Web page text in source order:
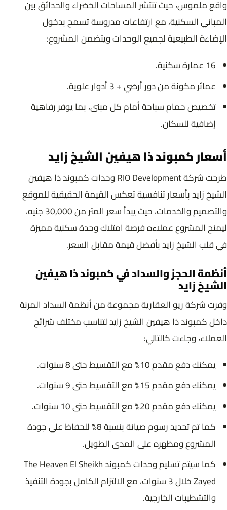
واقع ملموس، حيث تنتشر المساحات الخضراء والحدائق بين
المباني السكنية، مع ارتفاعات مدروسة تسمح بدخول
الإضاءة الطبيعية لجميع الوحدات ويتضمن المشروع:
16 عمارة سكنية.
عمائر مكونة من دور أرضي + 3 أدوار علوية.
تخصيص حمام سباحة أمام كل مبنى، بما يوفر رفاهية
إضافية للسكان.
أسعار كمبوند ذا هيفين الشيخ زايد
طرحت شركة RIO Development وحدات كمبوند ذا هيفين
الشيخ زايد بأسعار تنافسية تعكس القيمة الحقيقية للموقع
والتصميم والخدمات، حيث يبدأ سعر المتر من 30,000 جنيه،
ليمنح المشروع عملاءه فرصة امتلاك وحدة سكنية مميزة
في قلب الشيخ زايد بأفضل قيمة مقابل السعر.
أنظمة الحجز والسداد في كمبوند ذا هيفين
الشيخ زايد
وفرت شركة ريو العقارية مجموعة من أنظمة السداد المرنة
داخل كمبوند ذا هيفين الشيخ زايد لتناسب مختلف شرائح
العملاء، وجاءت كالتالي:
يمكنك دفع مقدم 10% مع التقسيط حتى 8 سنوات.
يمكنك دفع مقدم 15% مع التقسيط حتى 9 سنوات.
يمكنك دفع مقدم 20% مع التقسيط حتى 10 سنوات.
كما تم تحديد رسوم صيانة بنسبة 8% للحفاظ على جودة
المشروع ومظهره على المدى الطويل.
كما سيتم تسليم وحدات كمبوند The Heaven El Sheikh
Zayed خلال 3 سنوات، مع الالتزام الكامل بجودة التنفيذ
والتشطيبات الخارجية.